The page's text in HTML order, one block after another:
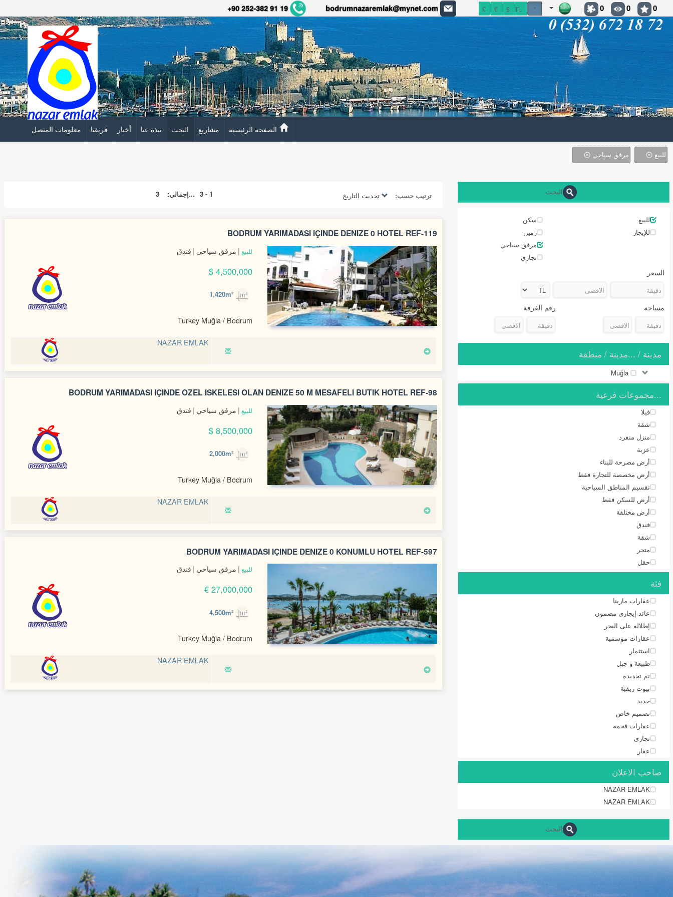
bodrumnazaremlak@mynet.com
+90 252-382 91 19 0
0
0
*
TL
$
€
£
الصفحة الرئيسية مشاريع البحث نبذة عنا أخبار فريقنا معلومات المتصل
للبيع مرفق سياحي
البحث
للبيع
للإيجار
سكن
زمین
مرفق سياحي
تجاري
السعر
مساحة رقم الغرفة
مدينة / ...مدينة / منطقة
Muğla
...مجموعات فرعية
فيلا
شقة
منزل منفرد
عزبة
أرض مصرحة للبناء
أرض مخصصة للتجارة فقط
تقسيم المناطق السياحية
أرض للسكن فقط
أرض مختلفة
فندق
شقة
متجر
حقل
فئة
عقارات مارينا
عائد إيجارى مضمون
إطلالة على البحر
عقارات موسمية
استثمار
طبيعة و جبل
تم تجديده
بيوت ريفية
جديد
تصميم خاص
عقارات فخمة
تجارى
عقار
صاحب الاعلان
NAZAR EMLAK
NAZAR EMLAK
البحث
ترتيب حسب: تحديث التاريخ 1 - 3 ...إجمالي: 3
BODRUM YARIMADASI İÇİNDE DENİZE 0 HOTEL REF-119
للبيع مرفق سياحي فندق
4,500,000 $
Turkey Muğla / Bodrum
NAZAR EMLAK
BODRUM YARIMADASI IÇINDE ÖZEL ISKELESI OLAN DENIZE 50 M MESAFELI BUTIK HOTEL REF-98
للبيع مرفق سياحي فندق
8,500,000 $
Turkey Muğla / Bodrum
NAZAR EMLAK
BODRUM YARIMADASI IÇINDE DENIZE 0 KONUMLU HOTEL REF-597
للبيع مرفق سياحي فندق
27,000,000 €
Turkey Muğla / Bodrum
NAZAR EMLAK